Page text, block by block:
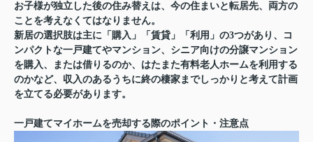
お子様が独立した後の住み替えは、今の住まいと転居先、両方の
ことを考えなくてはなりません。
新居の選択肢は主に「購入」「賃貸」「利用」の3つがあり、コ
ンパクトな一戸建てやマンション、シニア向けの分譲マンション
を購入、または借りるのか、はたまた有料老人ホームを利用する
のかなど、収入のあるうちに終の棲家までしっかりと考えて計画
を立てる必要があります。
一戸建てマイホームを売却する際のポイント・注意点